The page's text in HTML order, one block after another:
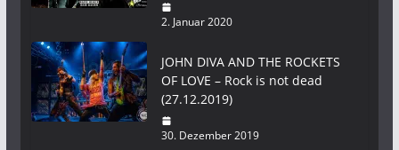
2. Januar 2020
JOHN DIVA AND THE ROCKETS
OF LOVE – Rock is not dead
(27.12.2019)
30. Dezember 2019